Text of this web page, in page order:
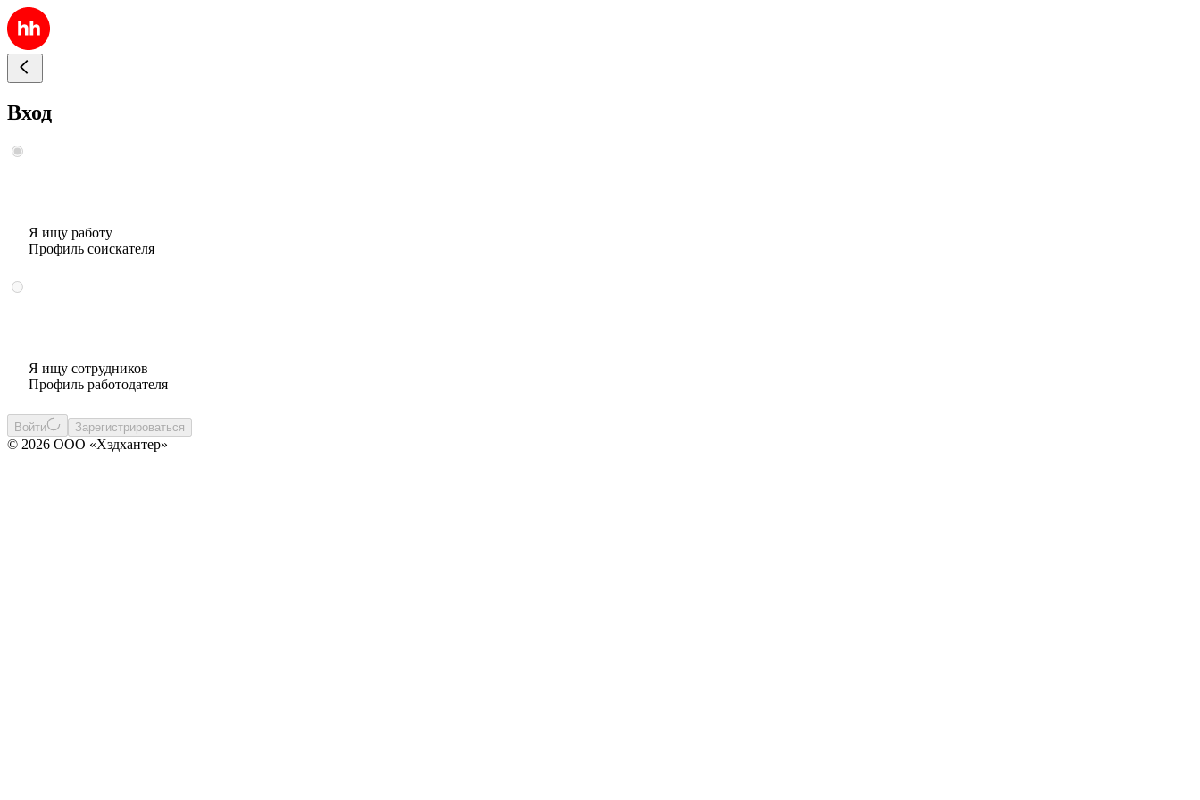
Вход
Я ищу работу
Профиль соискателя
Я ищу сотрудников
Профиль работодателя
Войти Зарегистрироваться
© 2026 ООО «Хэдхантер»